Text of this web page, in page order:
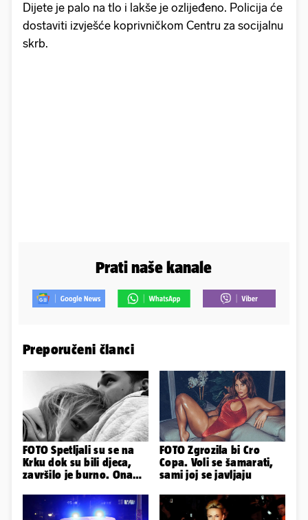
Dijete je palo na tlo i lakše je ozlijeđeno. Policija će
dostaviti izvješće koprivničkom Centru za socijalnu
skrb.
Prati naše kanale
Preporučeni članci
FOTO Spetljali su se na
Krku dok su bili djeca,
završilo je burno. Ona
FOTO Zgrozila bi Cro
Copa. Voli se šamarati,
sami joj se javljaju